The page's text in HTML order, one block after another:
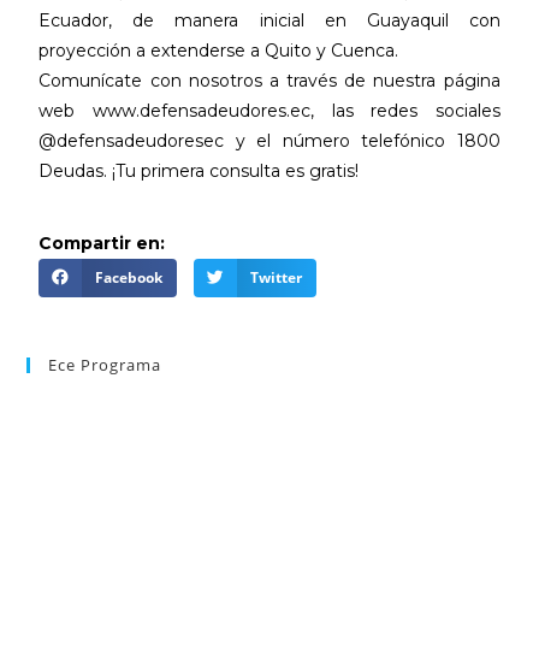
Ecuador, de manera inicial en Guayaquil con
proyección a extenderse a Quito y Cuenca.
Comunícate con nosotros a través de nuestra página
web www.defensadeudores.ec, las redes sociales
@defensadeudoresec y el número telefónico 1800
Deudas. ¡Tu primera consulta es gratis!
Compartir en:
Facebook Twitter
Ece Programa